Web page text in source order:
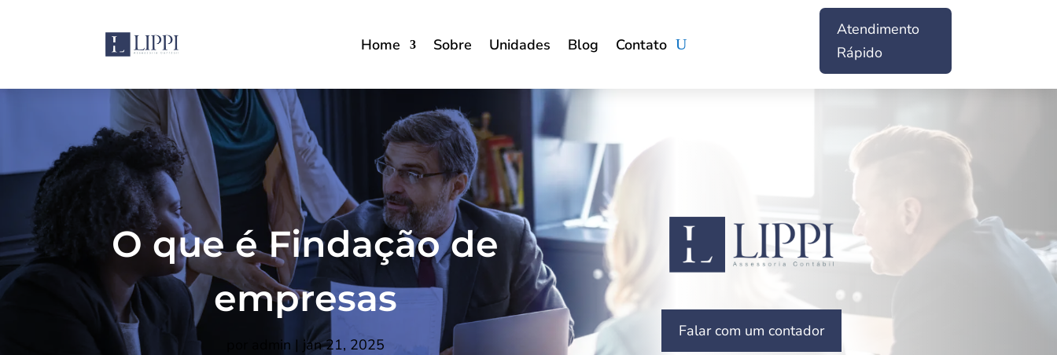
Home Sobre Unidades Blog Contato
Atendimento
Rápido
O que é Findação de
empresas
admin | jan 21, 2025
Falar com um contador